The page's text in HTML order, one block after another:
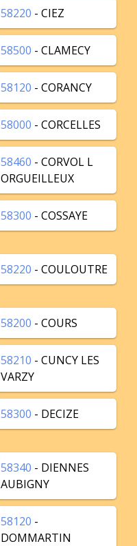
58220 - CIEZ
58500 - CLAMECY
58120 - CORANCY
58000 - CORCELLES
58460 - CORVOL L
ORGUEILLEUX
58300 - COSSAYE
58220 - COULOUTRE
58200 - COURS
58210 - CUNCY LES
VARZY
58300 - DECIZE
58340 - DIENNES
AUBIGNY
58120 -
DOMMARTIN